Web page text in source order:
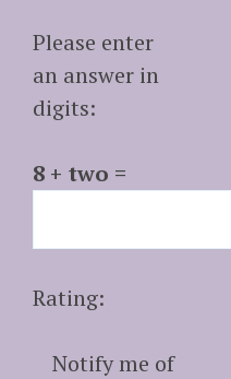
Please enter
an answer in
digits:
8 + two =
Rating:
Notify me of